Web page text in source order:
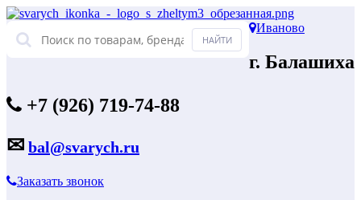
Иваново
г. Балашиха
+7 (926) 719-74-88
✉ bal@svarych.ru
Заказать звонок